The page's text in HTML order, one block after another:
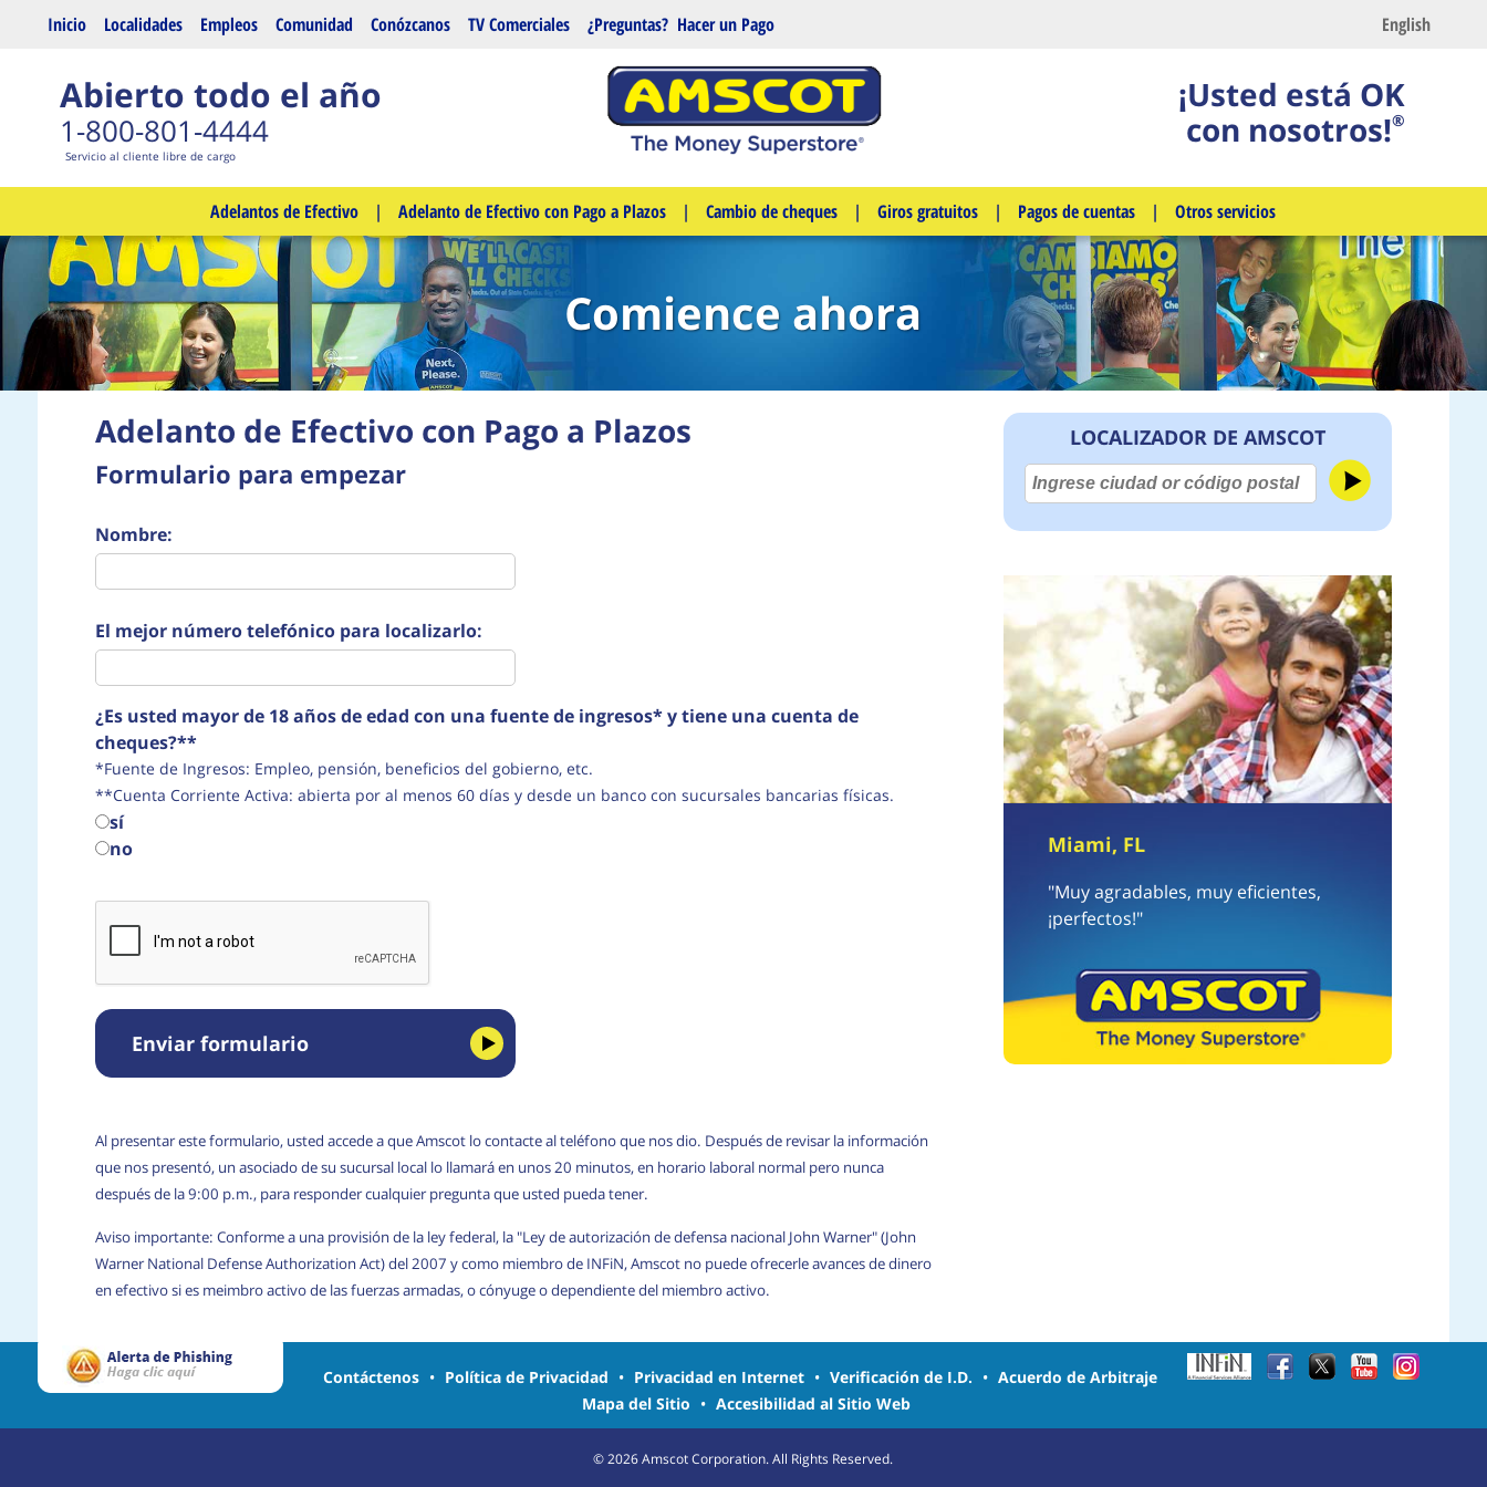
Saltar al contenido principal English
Inicio Localidades Empleos Comunidad Conózcanos TV Comerciales ¿Preguntas? Hacer un Pago
Abierto todo el año
1-800-801-4444
Servicio al cliente libre de cargo
¡Usted está OK
con nosotros!®
Adelantos de Efectivo | Adelanto de Efectivo con Pago a Plazos | Cambio de cheques | Giros gratuitos | Pagos de cuentas | Otros servicios
Comience ahora
Adelanto de Efectivo con Pago a Plazos
Formulario para empezar
Nombre:
El mejor número telefónico para localizarlo:
¿Es usted mayor de 18 años de edad con una fuente de ingresos* y tiene una cuenta de
cheques?**
*Fuente de Ingresos: Empleo, pensión, beneficios del gobierno, etc.
**Cuenta Corriente Activa: abierta por al menos 60 días y desde un banco con sucursales bancarias físicas.
sí
no
Enviar formulario
Al presentar este formulario, usted accede a que Amscot lo contacte al teléfono que nos dio. Después de revisar la información
que nos presentó, un asociado de su sucursal local lo llamará en unos 20 minutos, en horario laboral normal pero nunca
después de la 9:00 p.m., para responder cualquier pregunta que usted pueda tener.
Aviso importante: Conforme a una provisión de la ley federal, la "Ley de autorización de defensa nacional John Warner" (John
Warner National Defense Authorization Act) del 2007 y como miembro de INFiN, Amscot no puede ofrecerle avances de dinero
en efectivo si es meimbro activo de las fuerzas armadas, o cónyuge o dependiente del miembro activo.
LOCALIZADOR DE AMSCOT
Miami, FL
"Muy agradables, muy eficientes,
¡perfectos!"
Contáctenos • Política de Privacidad • Privacidad en Internet • Verificación de I.D. • Acuerdo de Arbitraje
Mapa del Sitio • Accesibilidad al Sitio Web
©2026Amscot Corporation. All Rights Reserved.